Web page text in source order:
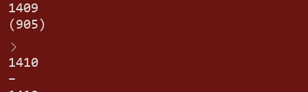
1409
(905)
1410
–